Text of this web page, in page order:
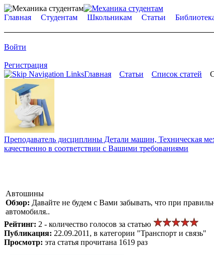
Главная Студентам Школьникам Статьи
Войти
Регистрация
Главная
Статьи Список статей
Преподаватель дисциплины Детали машин, Техническая
качественно в соответствии с Вашими требованиями
Автошины
Обзор: Давайте не будем с Вами забывать, что при
автомобиля..
Рейтинг: 2 - количество голосов за статью
Публикация: 22.09.2011, в категории "Транспорт и связь"
Просмотр: эта статья прочитана 1619 раз